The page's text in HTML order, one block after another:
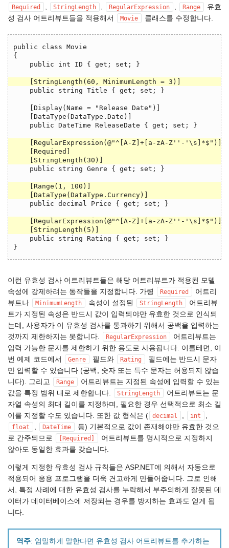
Required StringLength RegularExpression Range
유효
성 검사 어트리뷰트들을 적용해서
Movie 클래스를 수정합니다.
public class Movie
{
    public int ID { get; set; }
    public string Title { get; set; }
    [Display(Name = "Release Date")]
    [DataType(DataType.Date)]
    public DateTime ReleaseDate { get; set; }
    public string Genre { get; set; }
    public decimal Price { get; set; }
    public string Rating { get; set; }
}
이런 유효성 검사 어트리뷰트들은 해당 어트리뷰트가 적용된 모델
속성에 강제하려는 동작들을 지정합니다. 가령
Required
어트리
뷰트나
MinimumLength 속성이 설정된 StringLength
어트리뷰
트가 지정된 속성은 반드시 값이 입력되야만 유효한 것으로 인식되
는데, 사용자가 이 유효성 검사를 통과하기 위해서 공백을 입력하는
것까지 제한하지는 못합니다.
RegularExpression
어트리뷰트는
입력 가능한 문자를 제한하기 위한 용도로 사용됩니다. 이를테면, 이
번 예제 코드에서
Genre 필드와 Rating
필드에는 반드시 문자
만 입력할 수 있습니다 (공백, 숫자 또는 특수 문자는 허용되지 않습
니다). 그리고
Range
어트리뷰트는 지정된 속성에 입력할 수 있는
값을 특정 범위 내로 제한합니다.
StringLength
어트리뷰트는 문
자열 속성의 최대 길이를 지정하며, 필요한 경우 선택적으로 최소 길
이를 지정할 수도 있습니다. 또한 값 형식은 ( decimal int
float DateTime
등) 기본적으로 값이 존재해야만 유효한 것으
로 간주되므로
[Required]
어트리뷰트를 명시적으로 지정하지
않아도 동일한 효과를 갖습니다.
이렇게 지정한 유효성 검사 규칙들은 ASP.NET에 의해서 자동으로
적용되어 응용 프로그램을 더욱 견고하게 만들어줍니다. 그로 인해
서, 특정 사례에 대한 유효성 검사를 누락해서 부주의하게 잘못된 데
이터가 데이터베이스에 저장되는 경우를 방지하는 효과도 얻게 됩
니다.
역주: 엄밀하게 말한다면 유효성 검사 어트리뷰트를 추가하는